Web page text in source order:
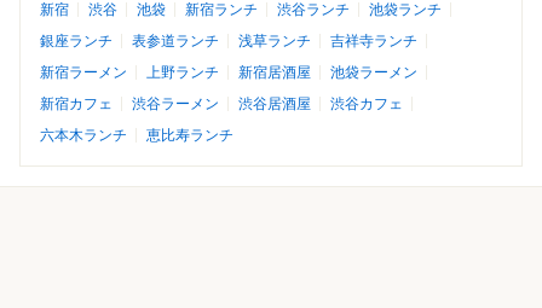
新宿 渋谷 池袋 新宿ランチ 渋谷ランチ
池袋ランチ
銀座ランチ
表参道ランチ 浅草ランチ
吉祥寺ランチ
新宿ラーメン
上野ランチ 新宿居酒屋
池袋ラーメン
新宿カフェ
渋谷ラーメン 渋谷居酒屋
渋谷カフェ
六本木ランチ
恵比寿ランチ